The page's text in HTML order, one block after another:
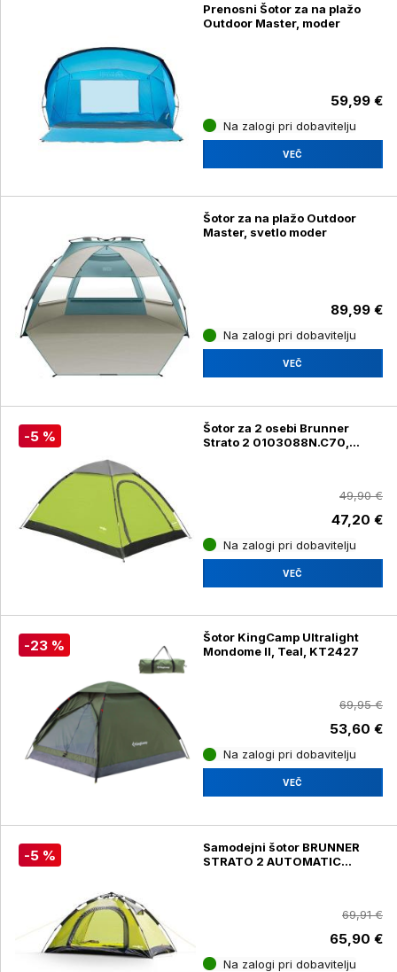
Prenosni Šotor za na plažo
Outdoor Master, moder
59,99 €
Na zalogi pri dobavitelju
VEČ
Šotor za na plažo Outdoor
Master, svetlo moder
89,99 €
Na zalogi pri dobavitelju
VEČ
-5 %
Šotor za 2 osebi Brunner
Strato 2 0103088N.C70,
49,90 €
47,20 €
Na zalogi pri dobavitelju
VEČ
-23 %
Šotor KingCamp Ultralight
Mondome II, Teal, KT2427
69,95 €
53,60 €
Na zalogi pri dobavitelju
VEČ
-5 %
Samodejni šotor BRUNNER
STRATO 2 AUTOMATIC
69,91 €
65,90 €
Na zalogi pri dobavitelju